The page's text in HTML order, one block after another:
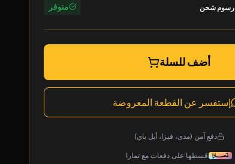
رسوم شحن متوفر
أضف للسلة
إستفسر عن القطعة المعروضة
دفع آمن (مدى، فيزا، أبل باي)
قسطها على دفعات مع تمارا